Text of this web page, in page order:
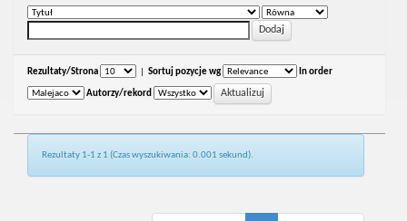
Rezultaty/Strona Sortuj pozycje wg In order
Autorzy/rekord
Rezultaty 1-1 z 1 (Czas wyszukiwania: 0.001 sekund).